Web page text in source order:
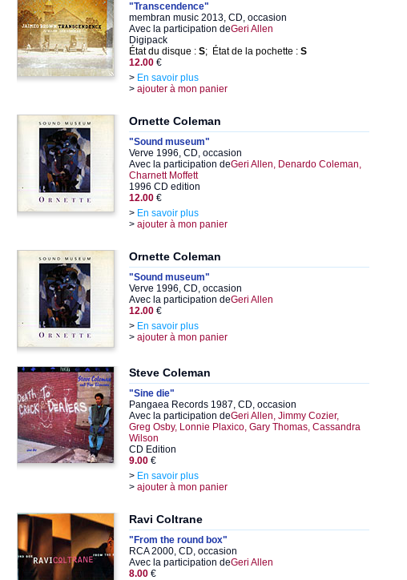
"Transcendence"
membran music 2013, CD, occasion
Avec la participation deGeri Allen
Digipack
État du disque : S; État de la pochette : S
12.00 €
> En savoir plus
> ajouter à mon panier
Ornette Coleman
"Sound museum"
Verve 1996, CD, occasion
Avec la participation deGeri Allen, Denardo Coleman,
Charnett Moffett
1996 CD edition
12.00 €
> En savoir plus
> ajouter à mon panier
Ornette Coleman
"Sound museum"
Verve 1996, CD, occasion
Avec la participation deGeri Allen
12.00 €
> En savoir plus
> ajouter à mon panier
Steve Coleman
"Sine die"
Pangaea Records 1987, CD, occasion
Avec la participation deGeri Allen, Jimmy Cozier,
Greg Osby, Lonnie Plaxico, Gary Thomas, Cassandra
Wilson
CD Edition
9.00 €
> En savoir plus
> ajouter à mon panier
Ravi Coltrane
"From the round box"
RCA 2000, CD, occasion
Avec la participation deGeri Allen
8.00 €